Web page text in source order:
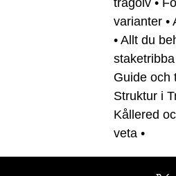
varianter •
• Allt du
Guide och
Struktur i
Kållered
veta •